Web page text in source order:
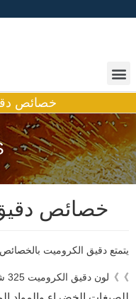
خصائص
خصائص دقيق
يتمتع دقيق الكروميت بالخصائص
》》لون دقيق الكروميت 325 شبكة. عنصر الكروم مادة جيدة كمادة